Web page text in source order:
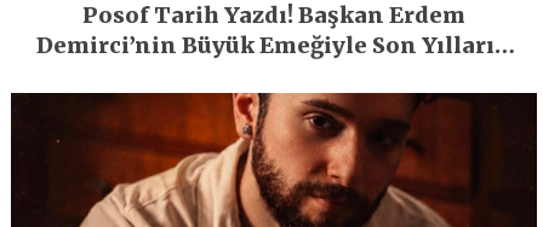
Posof Tarih Yazdı! Başkan Erdem
Demirci’nin Büyük Emeğiyle Son Yılların